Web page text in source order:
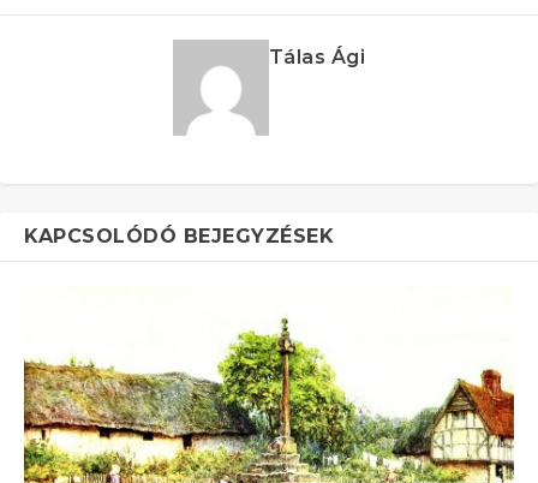
Tálas Ági
KAPCSOLÓDÓ BEJEGYZÉSEK